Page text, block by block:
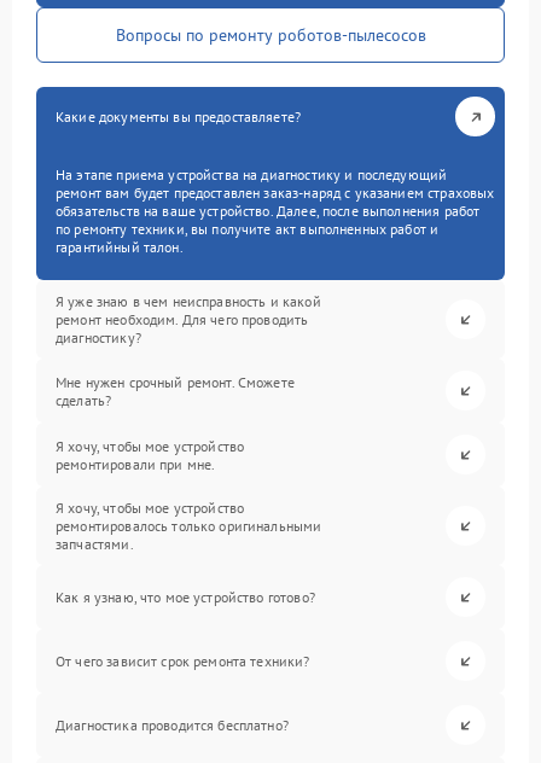
Вопросы по ремонту роботов-пылесосов
Какие документы вы предоставляете?
На этапе приема устройства на диагностику и последующий
ремонт вам будет предоставлен заказ-наряд с указанием страховых
обязательств на ваше устройство. Далее, после выполнения работ
по ремонту техники, вы получите акт выполненных работ и
гарантийный талон.
Я уже знаю в чем неисправность и какой
ремонт необходим. Для чего проводить
диагностику?
Мне нужен срочный ремонт. Сможете
сделать?
Я хочу, чтобы мое устройство
ремонтировали при мне.
Я хочу, чтобы мое устройство
ремонтировалось только оригинальными
запчастями.
Как я узнаю, что мое устройство готово?
От чего зависит срок ремонта техники?
Диагностика проводится бесплатно?